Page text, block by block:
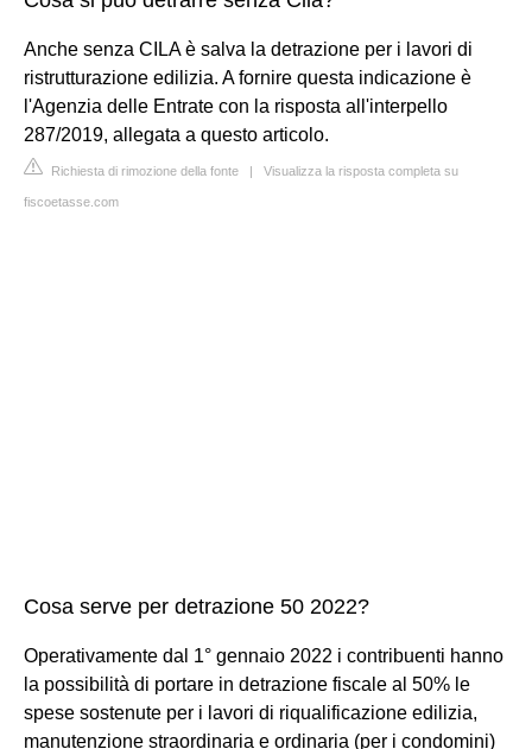
Anche senza CILA è salva la detrazione per i lavori di
ristrutturazione edilizia. A fornire questa indicazione è
l'Agenzia delle Entrate con la risposta all'interpello
287/2019, allegata a questo articolo.
Richiesta di rimozione della fonte | Visualizza la risposta completa su
fiscoetasse.com
Cosa serve per detrazione 50 2022?
Operativamente dal 1° gennaio 2022 i contribuenti hanno
la possibilità di portare in detrazione fiscale al 50% le
spese sostenute per i lavori di riqualificazione edilizia,
manutenzione straordinaria e ordinaria (per i condomini)